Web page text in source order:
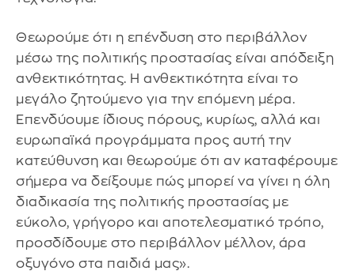
Θεωρούμε ότι η επένδυση στο περιβάλλον
μέσω της πολιτικής προστασίας είναι απόδειξη
ανθεκτικότητας. Η ανθεκτικότητα είναι το
μεγάλο ζητούμενο για την επόμενη μέρα.
Επενδύουμε ίδιους πόρους, κυρίως, αλλά και
ευρωπαϊκά προγράμματα προς αυτή την
κατεύθυνση και θεωρούμε ότι αν καταφέρουμε
σήμερα να δείξουμε πώς μπορεί να γίνει η όλη
διαδικασία της πολιτικής προστασίας με
εύκολο, γρήγορο και αποτελεσματικό τρόπο,
προσδίδουμε στο περιβάλλον μέλλον, άρα
οξυγόνο στα παιδιά μας».